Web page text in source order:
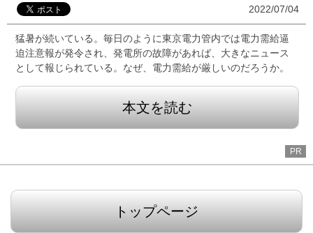
2022/07/04
猛暑が続いている。毎日のように東京電力管内では電力需給逼
迫注意報が発令され、発電所の故障があれば、大きなニュース
として報じられている。なぜ、電力需給が厳しいのだろうか。
本文を読む
PR
トップページ